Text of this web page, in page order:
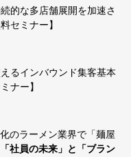
的な多店舗展開を加速さ
セミナー】
るインバウンド集客基本
ナー】
のラーメン業界で「麺屋
「社員の未来」と「ブラン